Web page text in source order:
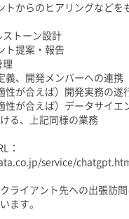
からのヒアリングなどを
トーン設計
ト提案・報告
理
、開発メンバーへの連携
が合えば）開発実務の遂
が合えば）データサイエ
る、上記同様の業務
：
service/
ライアント先への出張訪
ます。